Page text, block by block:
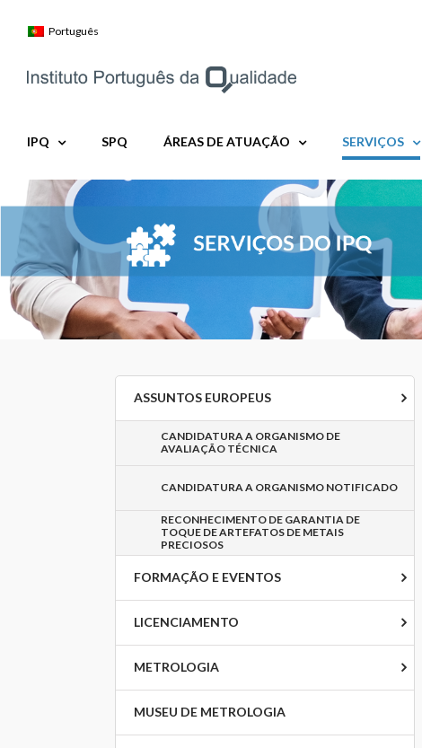
Português
IPQ SPQ ÁREAS DE ATUAÇÃO SERVIÇOS
ASSUNTOS EUROPEUS
CANDIDATURA A ORGANISMO DE
AVALIAÇÃO TÉCNICA
CANDIDATURA A ORGANISMO NOTIFICADO
RECONHECIMENTO DE GARANTIA DE
TOQUE DE ARTEFATOS DE METAIS
PRECIOSOS
FORMAÇÃO E EVENTOS
LICENCIAMENTO
METROLOGIA
MUSEU DE METROLOGIA